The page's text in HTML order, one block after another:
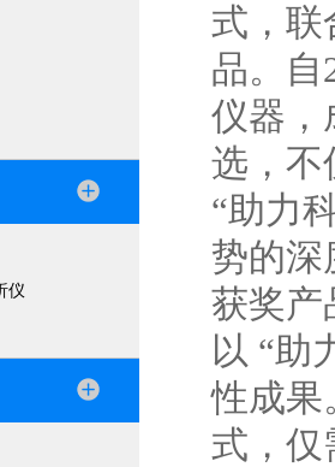
仪
式，联
品。自
仪器，
选，不
“助力
势的深
获奖产
以 “助
性成果
式，仅